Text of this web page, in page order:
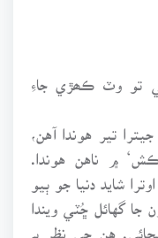
تو وٽ ڪھڙي جاءِ
تير هوندا آهن،
۾ ناهن هوندا.
شايد دنيا جو ٻيو
جا گهائل ڇُٽي ويندا
هن جي نظر بہ